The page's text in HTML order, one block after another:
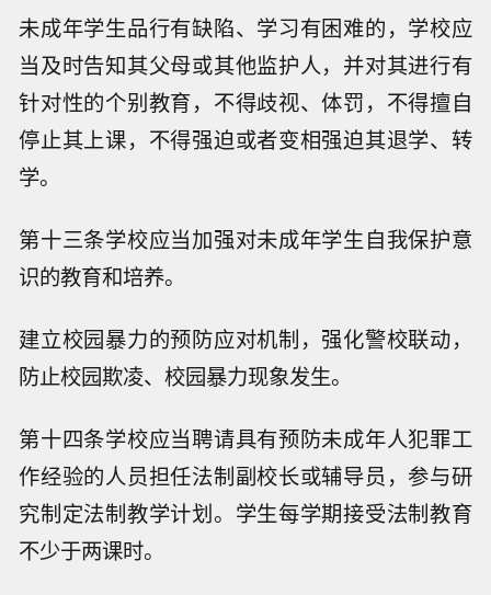
未成年学生品行有缺陷、学习有困难的，学校应
当及时告知其父母或其他监护人，并对其进行有
针对性的个别教育，不得歧视、体罚，不得擅自
停止其上课，不得强迫或者变相强迫其退学、转
学。
第十三条学校应当加强对未成年学生自我保护意
识的教育和培养。
建立校园暴力的预防应对机制，强化警校联动，
防止校园欺凌、校园暴力现象发生。
第十四条学校应当聘请具有预防未成年人犯罪工
作经验的人员担任法制副校长或辅导员，参与研
究制定法制教学计划。学生每学期接受法制教育
不少于两课时。